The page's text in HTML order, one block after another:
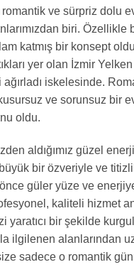
romantik ve sürpriz dolu
biri. Özellikle
katmış bir konsept
yer olan İzmir
iskelesinde.
ve sorunsuz bir
oldu.
aldığımız güzel
bir özveriyle ve
güler yüze ve
kaliteli hizmet
yaratıcı bir şekilde
ilgilenen alanlarından
sadece o romantik